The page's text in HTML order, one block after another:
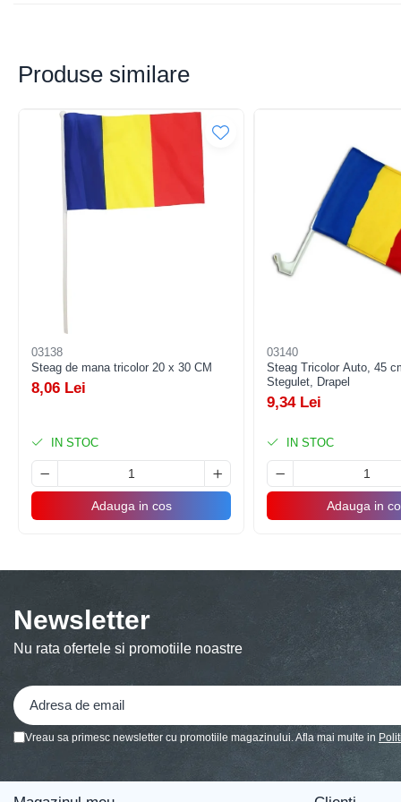
Covorase de joaca
Genti, Portofele, Penare
Ingrijire Unghii
Jucarii Creative
Scaune de masa bebe
Articole Petrecere
Accesorii Petrecere
Articole Petrecere
Articole Servire Masa
Cifre
Figurine si Baloane 3D
Seturi Baloane Folie
Tematica Fata/Baiat
Baloane Latex
Baloane si Accesorii Halloween
Produse similare
03138
Steag de mana tricolor 20 x 30 CM
8,06 Lei
IN STOC
Adauga in cos
03140
Steag Tricolor Auto, 45
Stegulet, Drapel
9,34 Lei
IN STOC
Adauga in
Newsletter
Nu rata ofertele si promotiile noastre
Vreau sa primesc newsletter cu promotiile magazinului. Afla mai multe in